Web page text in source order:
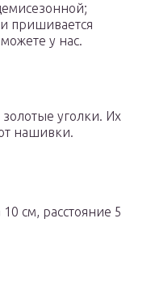
пришивается
у нас.
уголки. Их
нашивки.
см, расстояние 5